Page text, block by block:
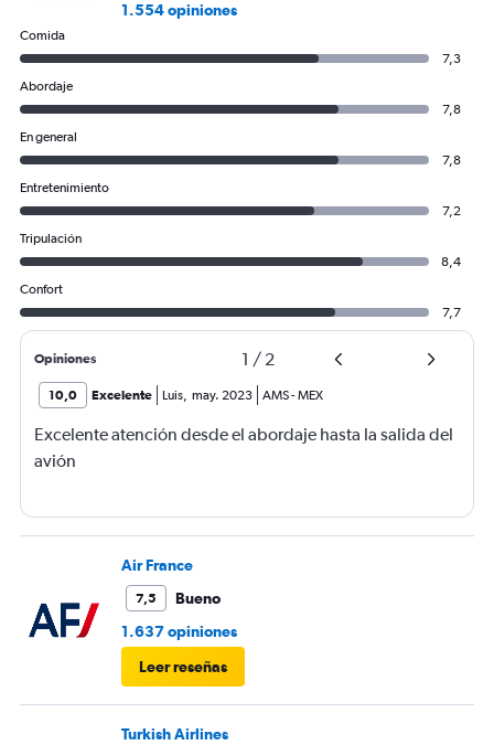
1.554 opiniones
Comida
7,3
Abordaje
7,8
En general
7,8
Entretenimiento
7,2
Tripulación
8,4
Confort
7,7
Opiniones 1 / 2
10,0 Excelente Luis, may. 2023 AMS-MEX
Excelente atención desde el abordaje hasta la salida del
avión
Air France
7,5
Bueno
1.637 opiniones
Leer reseñas
Turkish Airlines